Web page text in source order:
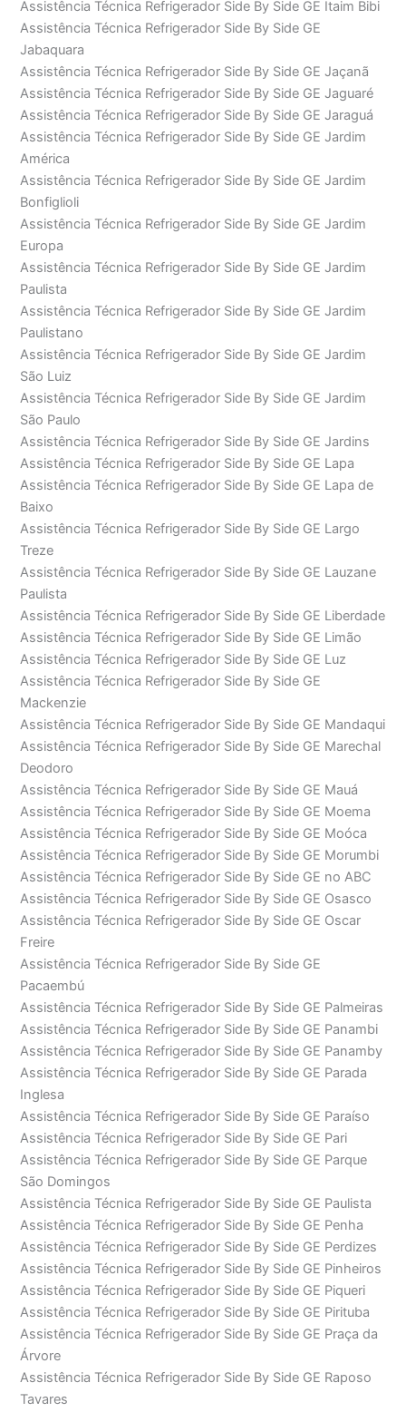
Assistência Técnica Refrigerador Side By Side GE Itaim Bibi
Assistência Técnica Refrigerador Side By Side GE
Jabaquara
Assistência Técnica Refrigerador Side By Side GE Jaçanã
Assistência Técnica Refrigerador Side By Side GE Jaguaré
Assistência Técnica Refrigerador Side By Side GE Jaraguá
Assistência Técnica Refrigerador Side By Side GE Jardim
América
Assistência Técnica Refrigerador Side By Side GE Jardim
Bonfiglioli
Assistência Técnica Refrigerador Side By Side GE Jardim
Europa
Assistência Técnica Refrigerador Side By Side GE Jardim
Paulista
Assistência Técnica Refrigerador Side By Side GE Jardim
Paulistano
Assistência Técnica Refrigerador Side By Side GE Jardim
São Luiz
Assistência Técnica Refrigerador Side By Side GE Jardim
São Paulo
Assistência Técnica Refrigerador Side By Side GE Jardins
Assistência Técnica Refrigerador Side By Side GE Lapa
Assistência Técnica Refrigerador Side By Side GE Lapa de
Baixo
Assistência Técnica Refrigerador Side By Side GE Largo
Treze
Assistência Técnica Refrigerador Side By Side GE Lauzane
Paulista
Assistência Técnica Refrigerador Side By Side GE Liberdade
Assistência Técnica Refrigerador Side By Side GE Limão
Assistência Técnica Refrigerador Side By Side GE Luz
Assistência Técnica Refrigerador Side By Side GE
Mackenzie
Assistência Técnica Refrigerador Side By Side GE Mandaqui
Assistência Técnica Refrigerador Side By Side GE Marechal
Deodoro
Assistência Técnica Refrigerador Side By Side GE Mauá
Assistência Técnica Refrigerador Side By Side GE Moema
Assistência Técnica Refrigerador Side By Side GE Moóca
Assistência Técnica Refrigerador Side By Side GE Morumbi
Assistência Técnica Refrigerador Side By Side GE no ABC
Assistência Técnica Refrigerador Side By Side GE Osasco
Assistência Técnica Refrigerador Side By Side GE Oscar
Freire
Assistência Técnica Refrigerador Side By Side GE
Pacaembú
Assistência Técnica Refrigerador Side By Side GE Palmeiras
Assistência Técnica Refrigerador Side By Side GE Panambi
Assistência Técnica Refrigerador Side By Side GE Panamby
Assistência Técnica Refrigerador Side By Side GE Parada
Inglesa
Assistência Técnica Refrigerador Side By Side GE Paraíso
Assistência Técnica Refrigerador Side By Side GE Pari
Assistência Técnica Refrigerador Side By Side GE Parque
São Domingos
Assistência Técnica Refrigerador Side By Side GE Paulista
Assistência Técnica Refrigerador Side By Side GE Penha
Assistência Técnica Refrigerador Side By Side GE Perdizes
Assistência Técnica Refrigerador Side By Side GE Pinheiros
Assistência Técnica Refrigerador Side By Side GE Piqueri
Assistência Técnica Refrigerador Side By Side GE Pirituba
Assistência Técnica Refrigerador Side By Side GE Praça da
Árvore
Assistência Técnica Refrigerador Side By Side GE Raposo
Tavares